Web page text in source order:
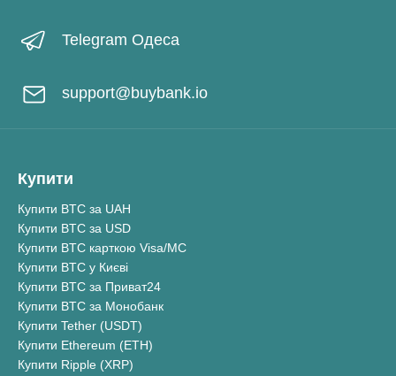
Telegram Одеса
support@buybank.io
Купити
Купити BTC за UAH
Купити BTC за USD
Купити BTC карткою Visa/MC
Купити BTC у Києві
Купити BTC за Приват24
Купити BTC за Монобанк
Купити Tether (USDT)
Купити Ethereum (ETH)
Купити Ripple (XRP)